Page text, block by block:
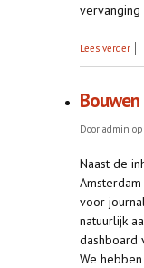
vervanging
Lees verder
Door admin
Naast de
voor
natuurlijk
dashboard
We